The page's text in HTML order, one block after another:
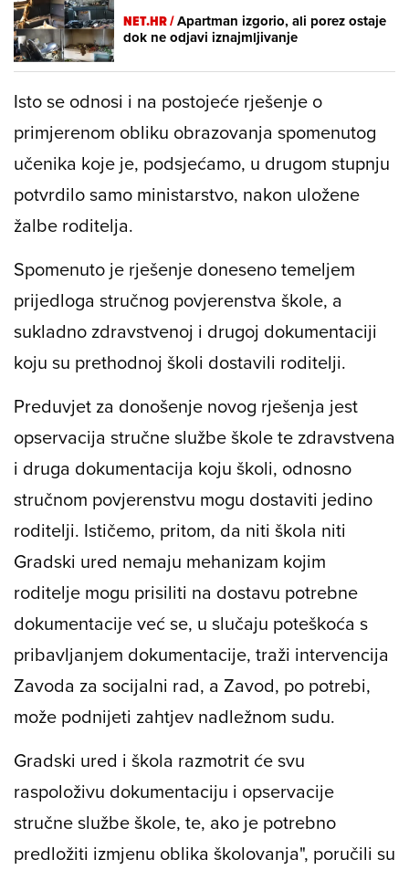
NET.HR /Apartman izgorio, ali porez ostaje
dok ne odjavi iznajmljivanje
Isto se odnosi i na postojeće rješenje o
primjerenom obliku obrazovanja spomenutog
učenika koje je, podsjećamo, u drugom stupnju
potvrdilo samo ministarstvo, nakon uložene
žalbe roditelja.
Spomenuto je rješenje doneseno temeljem
prijedloga stručnog povjerenstva škole, a
sukladno zdravstvenoj i drugoj dokumentaciji
koju su prethodnoj školi dostavili roditelji.
Preduvjet za donošenje novog rješenja jest
opservacija stručne službe škole te zdravstvena
i druga dokumentacija koju školi, odnosno
stručnom povjerenstvu mogu dostaviti jedino
roditelji. Ističemo, pritom, da niti škola niti
Gradski ured nemaju mehanizam kojim
roditelje mogu prisiliti na dostavu potrebne
dokumentacije već se, u slučaju poteškoća s
pribavljanjem dokumentacije, traži intervencija
Zavoda za socijalni rad, a Zavod, po potrebi,
može podnijeti zahtjev nadležnom sudu.
Gradski ured i škola razmotrit će svu
raspoloživu dokumentaciju i opservacije
stručne službe škole, te, ako je potrebno
predložiti izmjenu oblika školovanja", poručili su